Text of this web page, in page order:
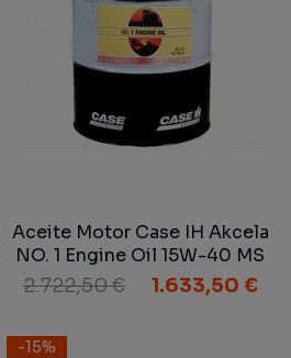
Aceite Motor Case IH Akcela
NO. 1 Engine Oil 15W-40 MS
1121 SAE 15W-40 200 L
2.722,50 € 1.633,50 €
-15%